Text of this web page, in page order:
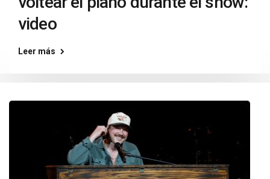
video
Leer más